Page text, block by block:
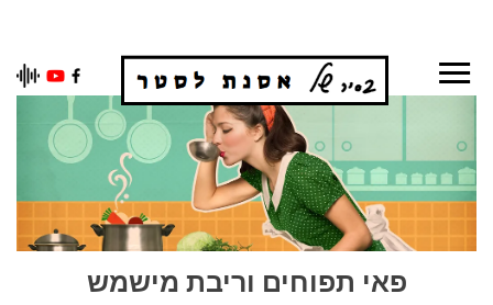
Skip
פאי תפוחים וריבת מישמש